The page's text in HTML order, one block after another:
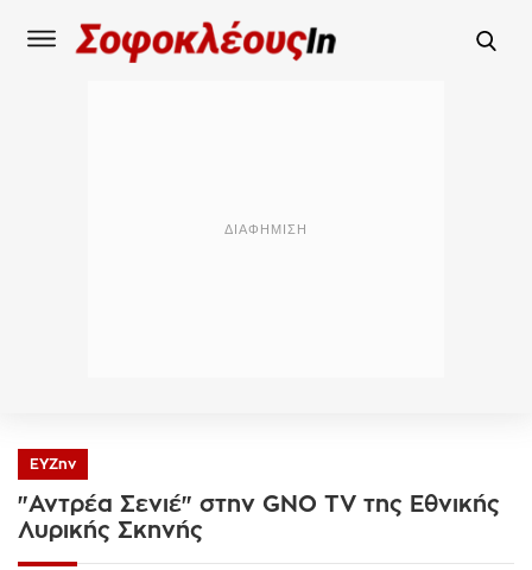
ΕΥΖην
"Αντρέα Σενιέ" στην GNO TV της Εθνικής
Λυρικής Σκηνής